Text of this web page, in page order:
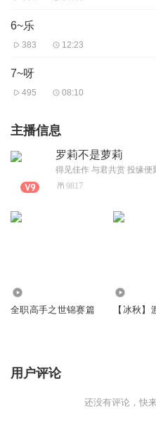
6~乐
383 12:23
7~呀
495 08:10
主播信息
罗莉不是萝莉
9817
全职高手之世锦赛篇 【冰秋】
用户评论
还没有评论，快